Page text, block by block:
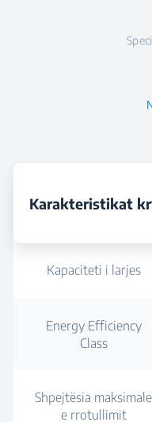
Karakteristikat
Kapaciteti i larjes
Energy Efficiency
Class
Shpejtësia maksimale
e rrotullimit